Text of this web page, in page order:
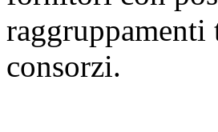
raggruppamenti
consorzi.